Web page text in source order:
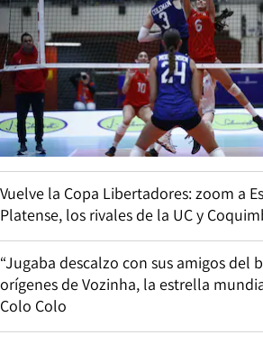
Vuelve la Copa Libertadores: zoom a
Platense, los rivales de la UC y
“Jugaba descalzo con sus amigos del
orígenes de Vozinha, la estrella
Colo Colo